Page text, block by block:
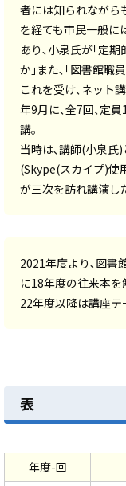
者には知られながら
を経ても市民一般
あり､小泉氏が｢定
か｣また､｢図書館職
これを受け､ネット
年9月に､全7回､定
講。
当時は､講師(小泉氏
(Skype(スカイプ)使
が三次を訪れ講演し
2021年度より､図書
に18年度の往来本を
22年度以降は講座テ
表
年度-回